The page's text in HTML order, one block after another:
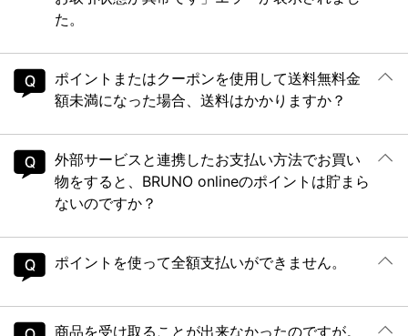
た。
ポイントまたはクーポンを使用して送料無料金
額未満になった場合、送料はかかりますか？
外部サービスと連携したお支払い方法でお買い
物をすると、BRUNO onlineのポイントは貯まら
ないのですか？
ポイントを使って全額支払いができません。
商品を受け取ることが出来なかったのですが。